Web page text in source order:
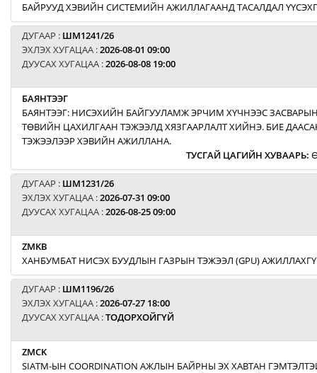
БАЙРУУД ХЭВИЙН СИСТЕМИЙН АЖИЛЛАГААНД ТАСАЛДАЛ
ДУГААР : ШМ1241/26
ЭХЛЭХ ХУГАЦАА :2026-08-01 09:00
ДУУСАХ ХУГАЦАА :2026-08-08 19:00
БАЯНТЭЭГ
БАЯНТЭЭГ: НИСЭХИЙН БАЙГУУЛАМЖ ЭРЧИМ ХҮЧНЭЭС
ТӨВИЙН ЦАХИЛГААН ТЭЖЭЭЛД ХЯЗГААРЛАЛТ ХИЙНЭ. БИЕ
ТЭЖЭЭЛЭЭР ХЭВИЙН АЖИЛЛАНА.
ТУСГАЙ ЦАГИЙН ХУВААРЬ:
ДУГААР : ШМ1231/26
ЭХЛЭХ ХУГАЦАА :2026-07-31 09:00
ДУУСАХ ХУГАЦАА :2026-08-25 09:00
ZMKB
ХАНБУМБАТ НИСЭХ БУУДЛЫН ГАЗРЫН ТЭЖЭЭЛ (GPU)
ДУГААР : ШМ1196/26
ЭХЛЭХ ХУГАЦАА :2026-07-27 18:00
ДУУСАХ ХУГАЦАА :ТОДОРХОЙГҮЙ
ZMCK
SIATM-ЫН COORDINATION АЖЛЫН БАЙРНЫ ЭХ ХАВТАН